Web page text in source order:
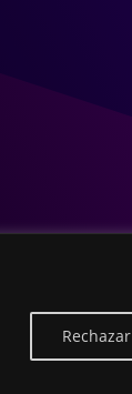
Rechazar